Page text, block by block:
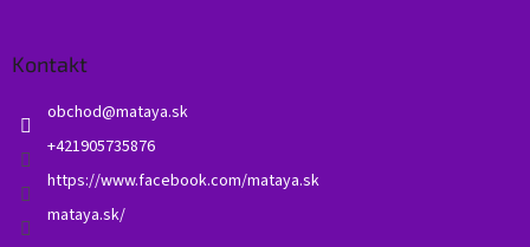
Kontakt
obchod@mataya.sk
+421905735876
https://www.facebook.com/mataya.sk
mataya.sk/